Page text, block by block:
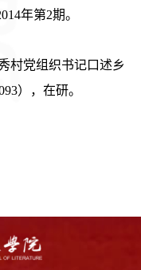
年第2期。
村党组织书记口述乡
），在研。